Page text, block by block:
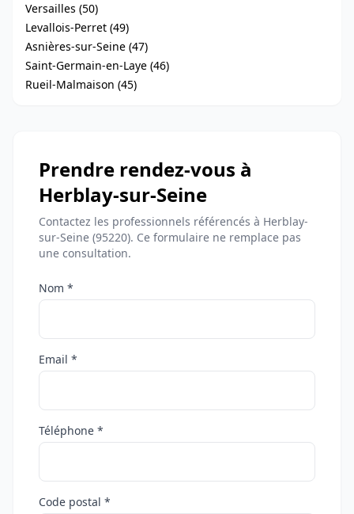
Versailles (50)
Levallois-Perret (49)
Asnières-sur-Seine (47)
Saint-Germain-en-Laye (46)
Rueil-Malmaison (45)
Prendre rendez-vous à
Herblay-sur-Seine
Contactez les professionnels référencés à Herblay-
sur-Seine (95220). Ce formulaire ne remplace pas
une consultation.
Nom *
Email *
Téléphone *
Code postal *